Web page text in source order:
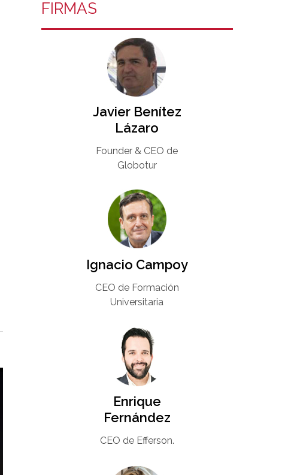
FIRMAS
Javier Benítez
Lázaro
Founder & CEO de
Globotur​
Ignacio Campoy​
CEO de Formación
Universitaria​
Enrique
Fernández
CEO de Efferson.